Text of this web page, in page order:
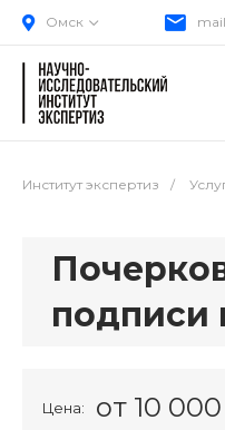
Омск
Институт экспертиз /
подписи
Цена: от 10